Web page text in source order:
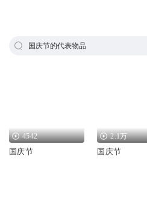
国庆节的代表物品
4542
国庆节
2.1万
国庆节